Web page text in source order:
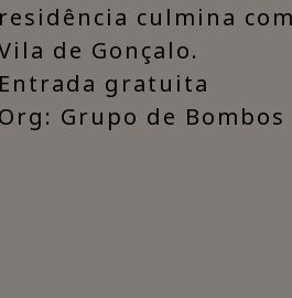
residência culmina
de Gonçalo.
Entrada gratuita​
Org: Grupo de